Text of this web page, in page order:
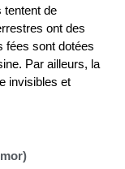
tentent de
ont des
fées sont dotées
Par ailleurs, la
invisibles et